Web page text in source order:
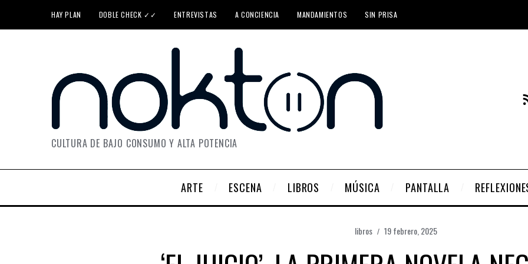
HAY PLAN DOBLE CHECK ✓✓ ENTREVISTAS A CONCIENCIA MANDAMIENTOS SIN PRISA
CULTURA DE BAJO CONSUMO Y ALTA POTENCIA
ARTE ESCENA LIBROS MÚSICA PANTALLA
libros 19 febrero, 2025